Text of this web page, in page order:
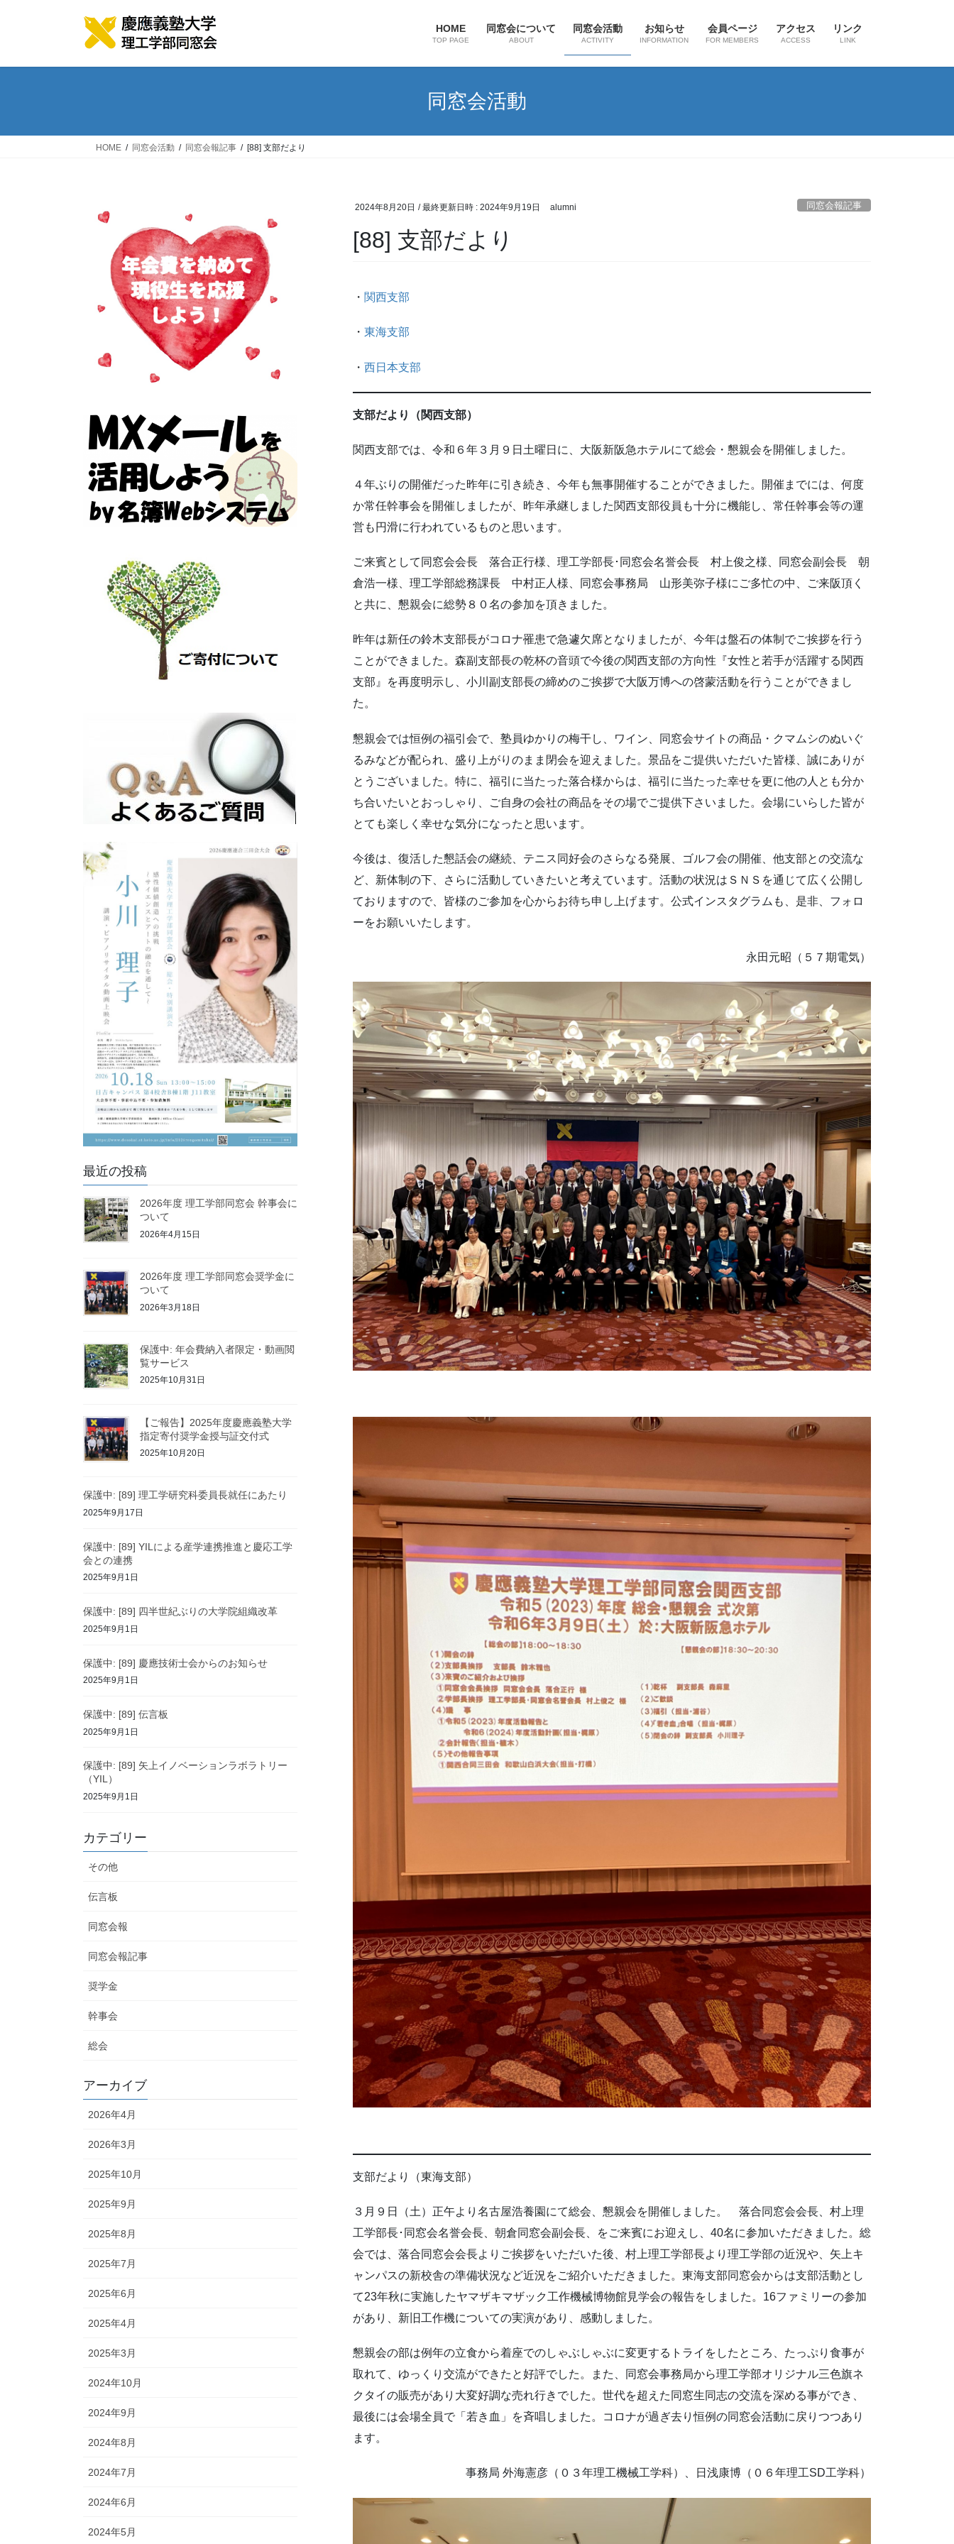
HOME
TOP PAGE
同窓会について
ABOUT
同窓会活動
ACTIVITY
お知らせ
INFORMATION
会員ページ
FOR MEMBERS
アクセス
ACCESS
リンク
LINK
同窓会活動
HOME 同窓会活動 同窓会報記事 [88] 支部だより
2024年8月20日 / 最終更新日時 : 2024年9月19日 alumni 同窓会報記事
[88] 支部だより
・ 関西支部
・ 東海支部
・ 西日本支部
支部だより（関西支部）
関西支部では、令和６年３月９日土曜日に、大阪新阪急ホテルにて総会・懇親会を開催しました。
４年ぶりの開催だった昨年に引き続き、今年も無事開催することができました。開催までには、何度
か常任幹事会を開催しましたが、昨年承継しました関西支部役員も十分に機能し、常任幹事会等の運
営も円滑に行われているものと思います。
ご来賓として同窓会会長 落合正行様、理工学部長･同窓会名誉会長 村上俊之様、同窓会副会長 朝
倉浩一様、理工学部総務課長 中村正人様、同窓会事務局 山形美弥子様にご多忙の中、ご来阪頂く
と共に、懇親会に総勢８０名の参加を頂きました。
昨年は新任の鈴木支部長がコロナ罹患で急遽欠席となりましたが、今年は盤石の体制でご挨拶を行う
ことができました。森副支部長の乾杯の音頭で今後の関西支部の方向性『女性と若手が活躍する関西
支部』を再度明示し、小川副支部長の締めのご挨拶で大阪万博への啓蒙活動を行うことができまし
た。
懇親会では恒例の福引会で、塾員ゆかりの梅干し、ワイン、同窓会サイトの商品・クマムシのぬいぐ
るみなどが配られ、盛り上がりのまま閉会を迎えました。景品をご提供いただいた皆様、誠にありが
とうございました。特に、福引に当たった落合様からは、福引に当たった幸せを更に他の人とも分か
ち合いたいとおっしゃり、ご自身の会社の商品をその場でご提供下さいました。会場にいらした皆が
とても楽しく幸せな気分になったと思います。
今後は、復活した懇話会の継続、テニス同好会のさらなる発展、ゴルフ会の開催、他支部との交流な
ど、新体制の下、さらに活動していきたいと考えています。活動の状況はＳＮＳを通じて広く公開し
ておりますので、皆様のご参加を心からお待ち申し上げます。公式インスタグラムも、是非、フォロ
ーをお願いいたします。
永田元昭（５７期電気）
支部だより（東海支部）
３月９日（土）正午より名古屋浩養園にて総会、懇親会を開催しました。 落合同窓会会長、村上理
工学部長･同窓会名誉会長、朝倉同窓会副会長、をご来賓にお迎えし、40名に参加いただきました。総
会では、落合同窓会会長よりご挨拶をいただいた後、村上理工学部長より理工学部の近況や、矢上キ
ャンパスの新校舎の準備状況など近況をご紹介いただきました。東海支部同窓会からは支部活動とし
て23年秋に実施したヤマザキマザック工作機械博物館見学会の報告をしました。16ファミリーの参加
があり、新旧工作機についての実演があり、感動しました。
懇親会の部は例年の立食から着座でのしゃぶしゃぶに変更するトライをしたところ、たっぷり食事が
取れて、ゆっくり交流ができたと好評でした。また、同窓会事務局から理工学部オリジナル三色旗ネ
クタイの販売があり大変好調な売れ行きでした。世代を超えた同窓生同志の交流を深める事ができ、
最後には会場全員で「若き血」を斉唱しました。コロナが過ぎ去り恒例の同窓会活動に戻りつつあり
ます。
事務局 外海憲彦（０３年理工機械工学科）、日浅康博（０６年理工SD工学科）
最近の投稿
2026年度 理工学部同窓会 幹事会に
ついて
2026年4月15日
2026年度 理工学部同窓会奨学金に
ついて
2026年3月18日
保護中: 年会費納入者限定・動画閲
覧サービス
2025年10月31日
【ご報告】2025年度慶應義塾大学
指定寄付奨学金授与証交付式
2025年10月20日
保護中: [89] 理工学研究科委員長就任にあたり
2025年9月17日
保護中: [89] YILによる産学連携推進と慶応工学
会との連携
2025年9月1日
保護中: [89] 四半世紀ぶりの大学院組織改革
2025年9月1日
保護中: [89] 慶應技術士会からのお知らせ
2025年9月1日
保護中: [89] 伝言板
2025年9月1日
保護中: [89] 矢上イノベーションラボラトリー
（YIL）
2025年9月1日
カテゴリー
その他
伝言板
同窓会報
同窓会報記事
奨学金
幹事会
総会
アーカイブ
2026年4月
2026年3月
2025年10月
2025年9月
2025年8月
2025年7月
2025年6月
2025年4月
2025年3月
2024年10月
2024年9月
2024年8月
2024年7月
2024年6月
2024年5月